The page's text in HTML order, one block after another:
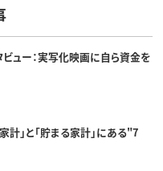
ュー：実写化映画に自ら資金を
計」と「貯まる家計」にある"7